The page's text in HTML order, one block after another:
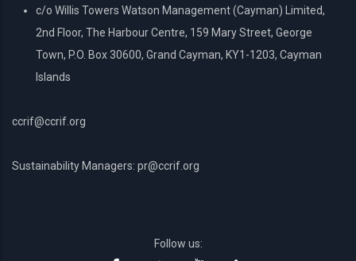
c/o Willis Towers Watson Management (Cayman) Limited,
2nd Floor, The Harbour Centre, 159 Mary Street, George
Town, P.O. Box 30600, Grand Cayman, KY1-1203, Cayman
Islands
ccrif@ccrif.org
Sustainability Managers: pr@ccrif.org
Follow us: